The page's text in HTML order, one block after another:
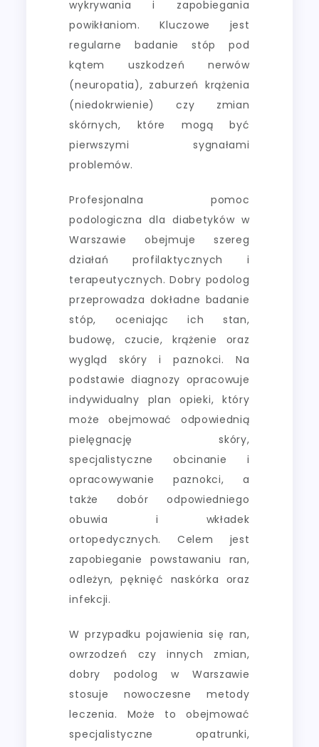
wykrywania i zapobiegania
powikłaniom. Kluczowe jest
regularne badanie stóp pod
kątem uszkodzeń nerwów
(neuropatia), zaburzeń krążenia
(niedokrwienie) czy zmian
skórnych, które mogą być
pierwszymi sygnałami
problemów.
Profesjonalna pomoc
podologiczna dla diabetyków w
Warszawie obejmuje szereg
działań profilaktycznych i
terapeutycznych. Dobry podolog
przeprowadza dokładne badanie
stóp, oceniając ich stan,
budowę, czucie, krążenie oraz
wygląd skóry i paznokci. Na
podstawie diagnozy opracowuje
indywidualny plan opieki, który
może obejmować odpowiednią
pielęgnację skóry,
specjalistyczne obcinanie i
opracowywanie paznokci, a
także dobór odpowiedniego
obuwia i wkładek
ortopedycznych. Celem jest
zapobieganie powstawaniu ran,
odleżyn, pęknięć naskórka oraz
infekcji.
W przypadku pojawienia się ran,
owrzodzeń czy innych zmian,
dobry podolog w Warszawie
stosuje nowoczesne metody
leczenia. Może to obejmować
specjalistyczne opatrunki,